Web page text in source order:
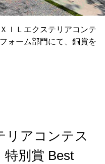
ＩＬエクステリアコンテ
ォーム部門にて、銅賞を
リアコンテス
別賞 Best